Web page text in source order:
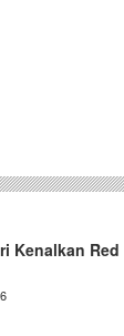
Kenalkan Red